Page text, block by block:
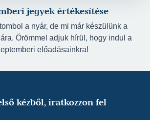
jegyek értékesítése
a nyár, de mi már készülünk a
Örömmel adjuk hírül, hogy indul a
előadásainkra!
kézből, iratkozzon fel